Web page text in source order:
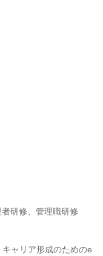
ャリア形成のためのe